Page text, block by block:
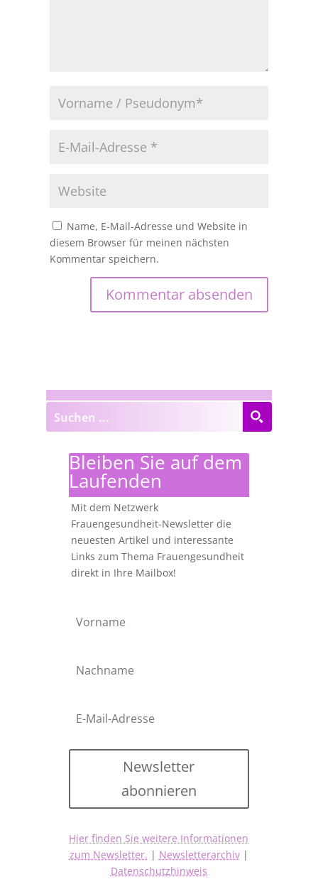
Name, E-Mail-Adresse und Website in
diesem Browser für meinen nächsten
Kommentar speichern.
Bleiben Sie auf dem
Laufenden
Mit dem Netzwerk
Frauengesundheit-Newsletter die
neuesten Artikel und interessante
Links zum Thema Frauengesundheit
direkt in Ihre Mailbox!
Newsletter
abonnieren
Hier finden Sie weitere Informationen
zum Newsletter. | Newsletterarchiv|
Datenschutzhinweis